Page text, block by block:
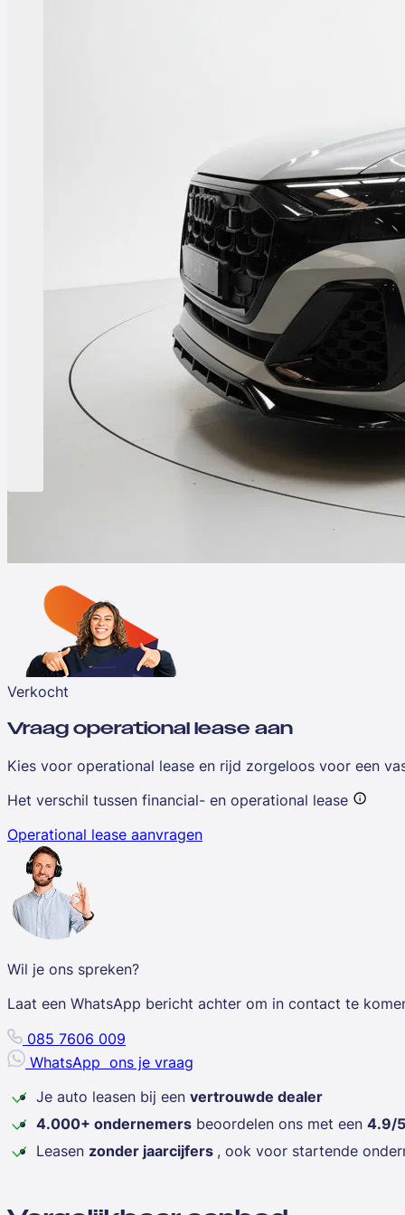
Verkocht
Vraag operational lease aan
Kies voor operational lease en rijd zorgeloos voor een
Het verschil tussen financial- en operational lease
Operational lease aanvragen
Wil je ons spreken?
Laat een WhatsApp bericht achter om in contact te
085 7606 009
WhatsApp ons je vraag
Je auto leasen bij een vertrouwde dealer
4.000+ ondernemers beoordelen ons met een 4.9/5
Leasen zonder jaarcijfers , ook voor startende